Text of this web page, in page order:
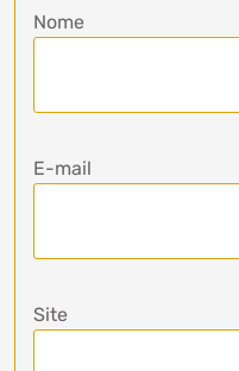
Nome
E-mail
Site